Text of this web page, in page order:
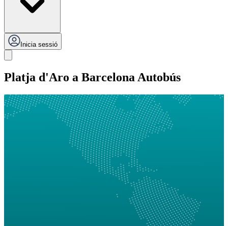
Inicia sessió
Platja d'Aro a Barcelona Autobús